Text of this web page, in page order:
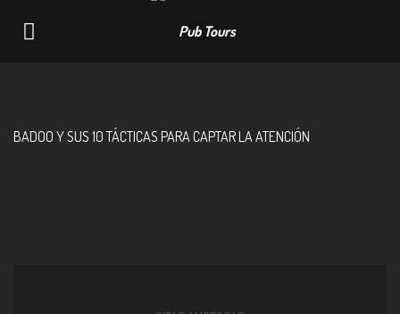
Navigation
BADOO Y SUS 10 TÁCTICAS PARA CAPTAR LA ATENCIÓN